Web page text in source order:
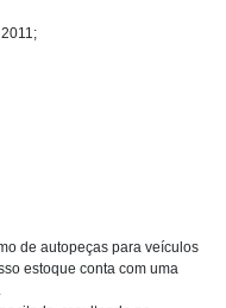
de autopeças para veículos
estoque conta com uma